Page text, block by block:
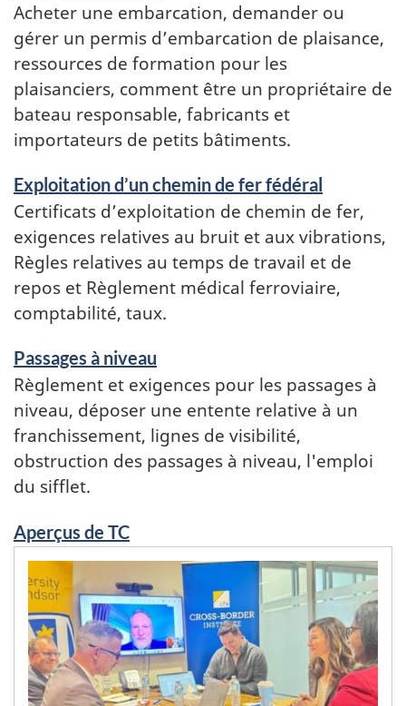
Acheter une embarcation, demander ou
gérer un permis d’embarcation de plaisance,
ressources de formation pour les
plaisanciers, comment être un propriétaire de
bateau responsable, fabricants et
importateurs de petits bâtiments.
Exploitation d’un chemin de fer fédéral
Certificats d’exploitation de chemin de fer,
exigences relatives au bruit et aux vibrations,
Règles relatives au temps de travail et de
repos et Règlement médical ferroviaire,
comptabilité, taux.
Passages à niveau
Règlement et exigences pour les passages à
niveau, déposer une entente relative à un
franchissement, lignes de visibilité,
obstruction des passages à niveau, l'emploi
du sifflet.
Aperçus de TC